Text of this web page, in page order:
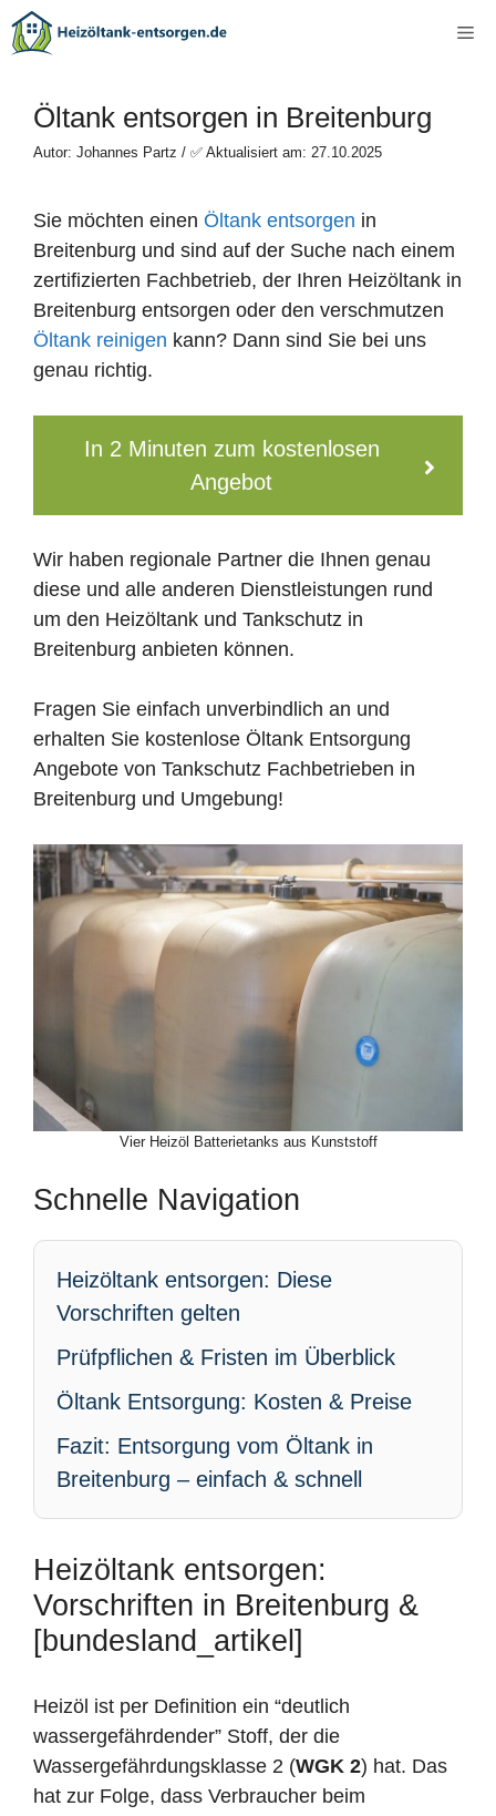
Zum
Inhalt
Öltank entsorgen in Breitenburg
Autor: Johannes Partz / ✅ Aktualisiert am: 27.10.2025
Sie möchten einen Öltank entsorgen in
Breitenburg und sind auf der Suche nach einem
zertifizierten Fachbetrieb, der Ihren Heizöltank in
Breitenburg entsorgen oder den verschmutzen
Öltank reinigen kann? Dann sind Sie bei uns
genau richtig.
In 2 Minuten zum kostenlosen
Angebot
Wir haben regionale Partner die Ihnen genau
diese und alle anderen Dienstleistungen rund
um den Heizöltank und Tankschutz in
Breitenburg anbieten können.
Fragen Sie einfach unverbindlich an und
erhalten Sie kostenlose Öltank Entsorgung
Angebote von Tankschutz Fachbetrieben in
Breitenburg und Umgebung!
Vier Heizöl Batterietanks aus Kunststoff
Schnelle Navigation
Heizöltank entsorgen: Diese
Vorschriften gelten
Prüfpflichen & Fristen im Überblick
Öltank Entsorgung: Kosten & Preise
Fazit: Entsorgung vom Öltank in
Breitenburg – einfach & schnell
Heizöltank entsorgen:
Vorschriften in Breitenburg &
[bundesland_artikel]
Heizöl ist per Definition ein “deutlich
wassergefährdender” Stoff, der die
Wassergefährdungsklasse 2 (WGK 2) hat. Das
hat zur Folge, dass Verbraucher beim